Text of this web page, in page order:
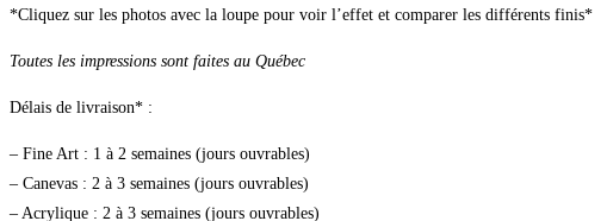
*Cliquez sur les photos avec la loupe pour voir l’effet et comparer les différents finis*
Toutes les impressions sont faites au Québec
Délais de livraison* :
– Fine Art : 1 à 2 semaines (jours ouvrables)
– Canevas : 2 à 3 semaines (jours ouvrables)
– Acrylique : 2 à 3 semaines (jours ouvrables)